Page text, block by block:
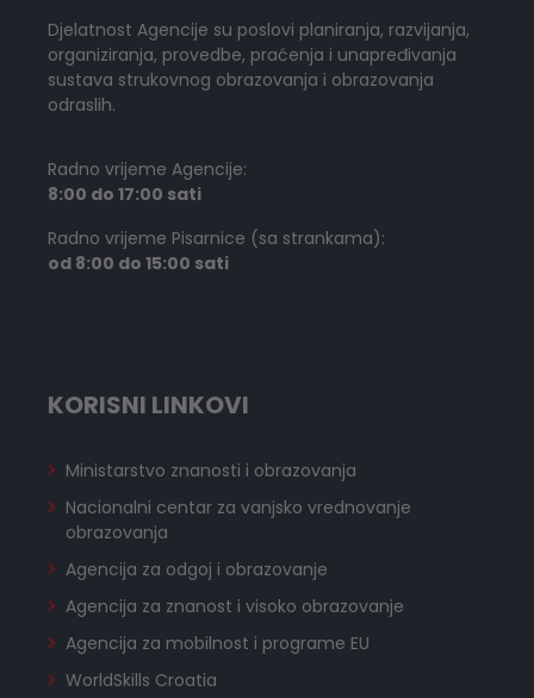
Djelatnost Agencije su poslovi planiranja, razvijanja,
organiziranja, provedbe, praćenja i unapređivanja
sustava strukovnog obrazovanja i obrazovanja
odraslih.
Radno vrijeme Agencije:
8:00 do 17:00 sati
Radno vrijeme Pisarnice (sa strankama):
od 8:00 do 15:00 sati
KORISNI LINKOVI
Ministarstvo znanosti i obrazovanja
Nacionalni centar za vanjsko vrednovanje
obrazovanja
Agencija za odgoj i obrazovanje
Agencija za znanost i visoko obrazovanje
Agencija za mobilnost i programe EU
WorldSkills Croatia